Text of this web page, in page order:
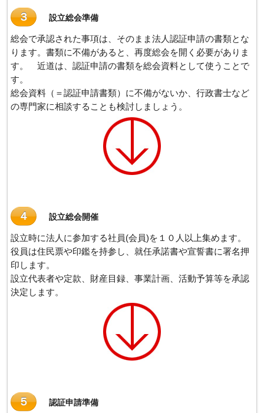
３ 設立総会準備
総会で承認された事項は、そのまま法人認証申請の書類とな
ります。書類に不備があると、再度総会を開く必要がありま
す。 近道は、認証申請の書類を総会資料として使うことで
す。
総会資料（＝認証申請書類）に不備がないか、行政書士など
の専門家に相談することも検討しましょう。
４ 設立総会開催
設立時に法人に参加する社員(会員)を１０人以上集めます。
役員は住民票や印鑑を持参し、就任承諾書や宣誓書に署名押
印します。
設立代表者や定款、財産目録、事業計画、活動予算等を承認
決定します。
５ 認証申請準備